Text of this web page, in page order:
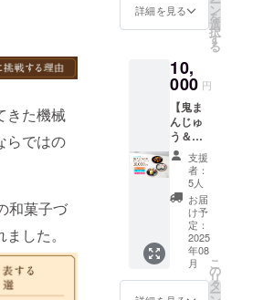
きた機械
らではの
和菓子づ
した。
し上が
る分だ
日中に
お召し
上がり
くださ
い。 ※
価格は
税込・
送料込
です。
※ご注文
状況、
使用食
材の供
給状
況、製
必ずお
届けの
付され
たラベ
ルや注
意書き
をご確
認くだ
さ
い。」
※冷凍
クール
便にて
お届け
致しま
す。 ※
らび
するき
な粉：
大豆）
【お届
け商品
につい
て】 ・
重量：
鬼まん
じゅう
約85g/1
個当た
り、わ
らび餅
500g/1
より大
択して
下さ
【アレ
ルギー
につい
て】 大
福こし
あん・
粒あ
ん：大
豆 大福
抹茶、
白あ
ん、さ
つまい
福 10
個ずつ
円 国産
さつま
芋≪紅
まさり
≫で作
る鬼ま
んじゅ
う、≪
国産餡
≫にこ
だわっ
た柔ら
か大福
です。
鬼まん
じゅ
詳細を見る ン
を
選
択
す
る
10,
000 円
【鬼ま
んじゅ
う＆大
福 12
個ず
つ、わ
らび餅2
個セッ
トコー
ス】 <
オカヨ
シ特製>
鬼まん
支援
者：
5人
お届
け予
定：
2025
年08
月
こ
の
リ
タ
ー